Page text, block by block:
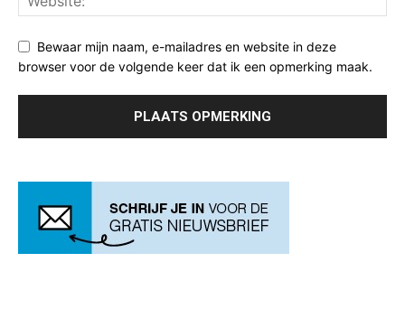
Bewaar mijn naam, e-mailadres en website in deze
browser voor de volgende keer dat ik een opmerking maak.